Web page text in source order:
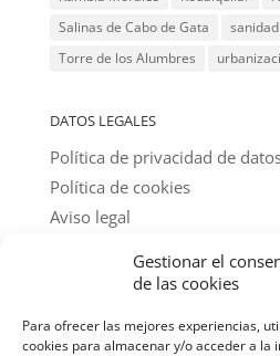
Gestionar el
de las cookies
Para ofrecer las mejores experiencias,
cookies para almacenar y/o acceder a la
Salinas de Cabo de Gata
sanidad
Torre de los Alumbres
DATOS LEGALES
Política de privacidad de
Política de cookies
Aviso legal
@ textos y fotos: amigos del